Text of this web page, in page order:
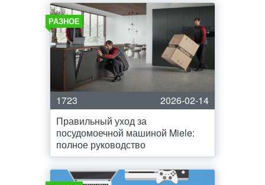
РАЗНОЕ
1723
2026-02-14
Правильный уход за
посудомоечной машиной Miele:
полное руководство